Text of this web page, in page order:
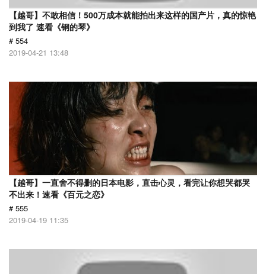
【越哥】不敢相信！500万成本就能拍出来这样的国产片，真的惊艳
到我了 速看《钢的琴》
# 554
2019-04-21 13:48
【越哥】一直舍不得删的日本电影，直击心灵，看完让你想哭都哭
不出来！速看《百元之恋》
# 555
2019-04-19 11:35